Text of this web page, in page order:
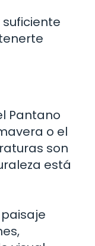
Pantano
o el
son
está